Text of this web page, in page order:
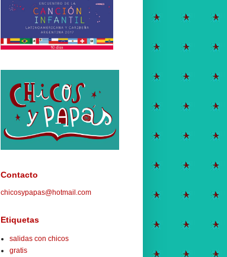
Contacto
chicosypapas@hotmail.com
Etiquetas
salidas con chicos
gratis